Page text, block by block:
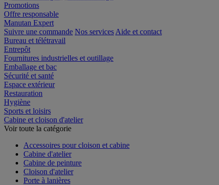
Promotions
Offre responsable
Manutan Expert
Suivre une commande Nos services Aide et contact
Bureau et télétravail
Entrepôt
Fournitures industrielles et outillage
Emballage et bac
Sécurité et santé
Espace extérieur
Restauration
Hygiène
Sports et loisirs
Cabine et cloison d'atelier
Voir toute la catégorie
Accessoires pour cloison et cabine
Cabine d'atelier
Cabine de peinture
Cloison d'atelier
Porte à lanières